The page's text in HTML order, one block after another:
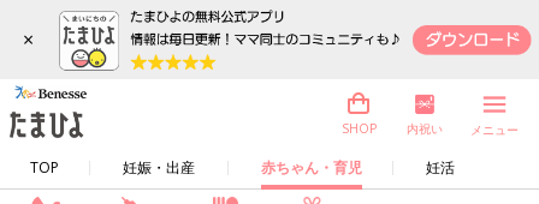
×
TOP 妊娠・出産 赤ちゃん・育児 妊活
SHOP 内祝い メニュー